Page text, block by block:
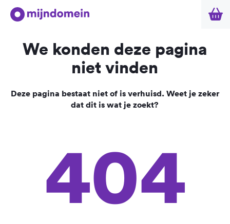
We konden deze pagina
niet vinden
Deze pagina bestaat niet of is verhuisd. Weet je zeker
dat dit is wat je zoekt?
404